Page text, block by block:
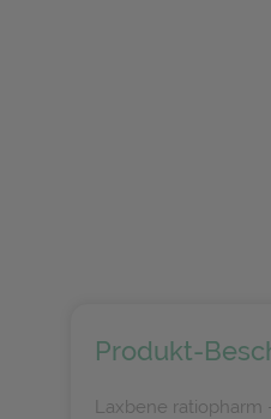
Produkt-
Laxbene ratiopharm